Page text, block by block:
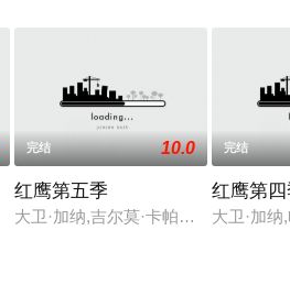
,Santiago,Molero,吉尔莫·卡帕拉
完结 10.0
红鹰第五季
大卫·加纳,吉尔莫·卡帕拉,哈维尔·古
完结
红鹰第
大卫·加纳